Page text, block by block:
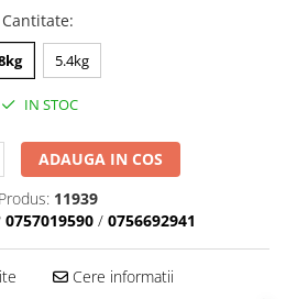
Cantitate:
5.4kg
IN STOC
ADAUGA IN COS
11939
0757019590 / 0756692941
Cere informatii